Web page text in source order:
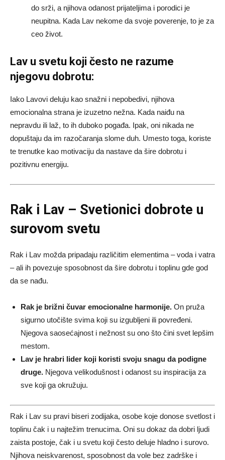
do srži, a njihova odanost prijateljima i porodici je
neupitna. Kada Lav nekome da svoje poverenje, to je za
ceo život.
Lav u svetu koji često ne razume
njegovu dobrotu:
Iako Lavovi deluju kao snažni i nepobedivi, njihova
emocionalna strana je izuzetno nežna. Kada naiđu na
nepravdu ili laž, to ih duboko pogađa. Ipak, oni nikada ne
dopuštaju da im razočaranja slome duh. Umesto toga, koriste
te trenutke kao motivaciju da nastave da šire dobrotu i
pozitivnu energiju.
Rak i Lav – Svetionici dobrote u
surovom svetu
Rak i Lav možda pripadaju različitim elementima – voda i vatra
– ali ih povezuje sposobnost da šire dobrotu i toplinu gde god
da se nađu.
Rak je brižni čuvar emocionalne harmonije. On pruža
sigurno utočište svima koji su izgubljeni ili povređeni.
Njegova saosećajnost i nežnost su ono što čini svet lepšim
mestom.
Lav je hrabri lider koji koristi svoju snagu da podigne
druge. Njegova velikodušnost i odanost su inspiracija za
sve koji ga okružuju.
Rak i Lav su pravi biseri zodijaka, osobe koje donose svetlost i
toplinu čak i u najtežim trenucima. Oni su dokaz da dobri ljudi
zaista postoje, čak i u svetu koji često deluje hladno i surovo.
Njihova neiskvarenost, sposobnost da vole bez zadrške i